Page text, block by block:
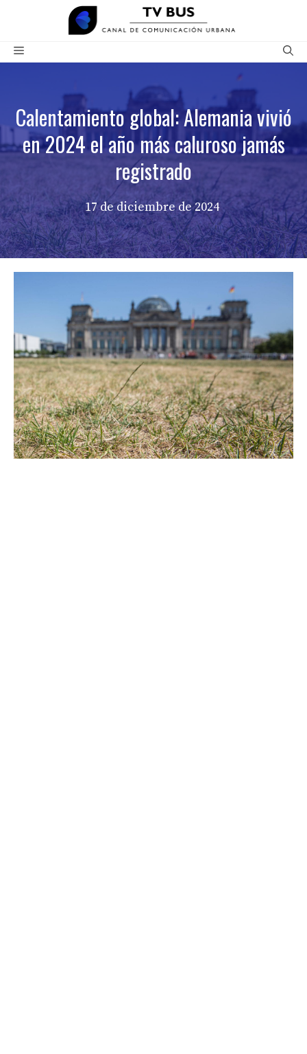
contenido
Menú
Calentamiento global: Alemania vivió
en 2024 el año más caluroso jamás
registrado
17 de diciembre de 2024